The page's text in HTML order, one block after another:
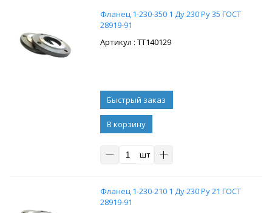
Фланец 1-230-350 1 Ду 230 Ру 35 ГОСТ
28919-91
: ТТ140129
В корзину
шт
Фланец 1-230-210 1 Ду 230 Ру 21 ГОСТ
28919-91